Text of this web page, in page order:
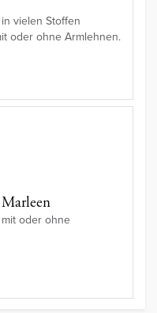
vielen Stoffen
oder ohne Armlehnen.
oder ohne